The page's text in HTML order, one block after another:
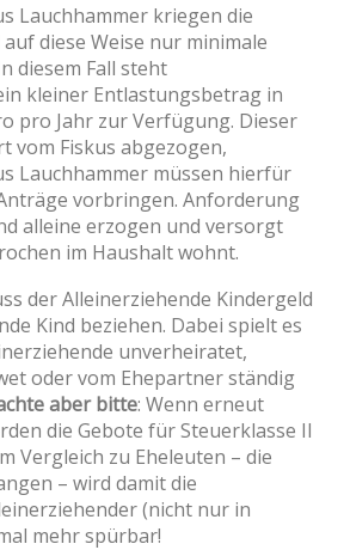
Lauchhammer kriegen die
diese Weise nur minimale
diesem Fall steht
kleiner Entlastungsbetrag in
pro Jahr zur Verfügung. Dieser
vom Fiskus abgezogen,
Lauchhammer müssen hierfür
vorbringen. Anforderung
alleine erzogen und versorgt
im Haushalt wohnt.
der Alleinerziehende Kindergeld
Kind beziehen. Dabei spielt es
unverheiratet,
oder vom Ehepartner ständig
aber bitte: Wenn erneut
die Gebote für Steuerklasse II
Vergleich zu Eheleuten – die
– wird damit die
(nicht nur in
mehr spürbar!